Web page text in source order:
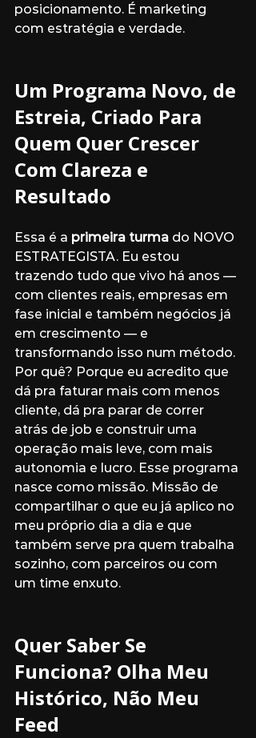
posicionamento. É marketing
com estratégia e verdade.
Um Programa Novo, de
Estreia, Criado Para
Quem Quer Crescer
Com Clareza e
Resultado
Essa é a primeira turma do NOVO
ESTRATEGISTA. Eu estou
trazendo tudo que vivo há anos —
com clientes reais, empresas em
fase inicial e também negócios já
em crescimento — e
transformando isso num método.
Por quê? Porque eu acredito que
dá pra faturar mais com menos
cliente, dá pra parar de correr
atrás de job e construir uma
operação mais leve, com mais
autonomia e lucro. Esse programa
nasce como missão. Missão de
compartilhar o que eu já aplico no
meu próprio dia a dia e que
também serve pra quem trabalha
sozinho, com parceiros ou com
um time enxuto.
Quer Saber Se
Funciona? Olha Meu
Histórico, Não Meu
Feed